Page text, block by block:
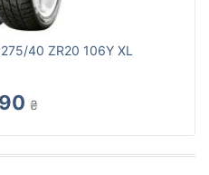
40 ZR20 106Y XL
₴